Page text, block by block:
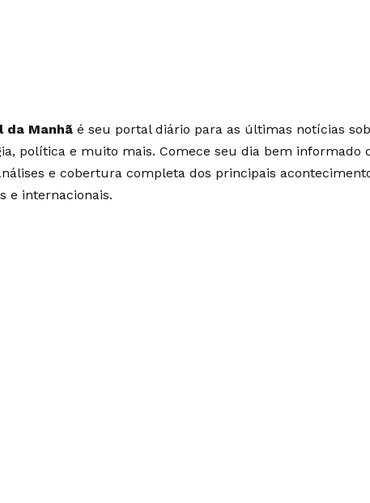
da Manhãé seu portal diário para as últimas notícias
política e muito mais. Comece seu dia bem informado
e cobertura completa dos principais
e internacionais.